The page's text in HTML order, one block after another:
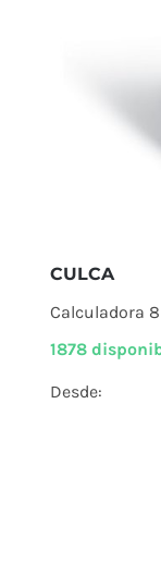
CULCA
Calculadora
1878
Desde: